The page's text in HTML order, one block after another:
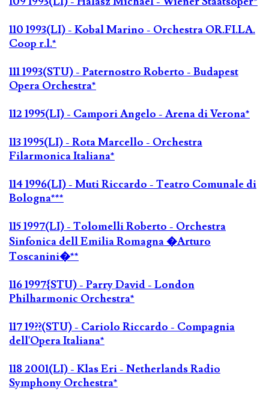
110 1993(LI) - Kobal Marino - Orchestra OR.FI.LA.
Coop r.l.*
111 1993(STU) - Paternostro Roberto - Budapest
Opera Orchestra*
112 1995(LI) - Campori Angelo - Arena di Verona*
113 1995(LI) - Rota Marcello - Orchestra
Filarmonica Italiana*
114 1996(LI) - Muti Riccardo - Teatro Comunale di
Bologna***
115 1997(LI) - Tolomelli Roberto - Orchestra
Sinfonica dell Emilia Romagna �Arturo
Toscanini�**
116 1997{STU) - Parry David - London
Philharmonic Orchestra*
117 19??(STU) - Cariolo Riccardo - Compagnia
dell'Opera Italiana*
118 2001(LI) - Klas Eri - Netherlands Radio
Symphony Orchestra*